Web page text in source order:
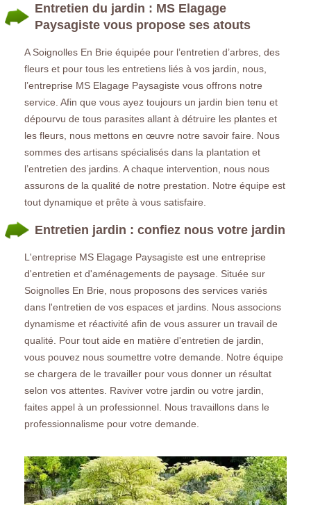
Entretien du jardin : MS Elagage
Paysagiste vous propose ses atouts
A Soignolles En Brie équipée pour l’entretien d’arbres, des
fleurs et pour tous les entretiens liés à vos jardin, nous,
l’entreprise MS Elagage Paysagiste vous offrons notre
service. Afin que vous ayez toujours un jardin bien tenu et
dépourvu de tous parasites allant à détruire les plantes et
les fleurs, nous mettons en œuvre notre savoir faire. Nous
sommes des artisans spécialisés dans la plantation et
l’entretien des jardins. A chaque intervention, nous nous
assurons de la qualité de notre prestation. Notre équipe est
tout dynamique et prête à vous satisfaire.
Entretien jardin : confiez nous votre jardin
L'entreprise MS Elagage Paysagiste est une entreprise
d'entretien et d'aménagements de paysage. Située sur
Soignolles En Brie, nous proposons des services variés
dans l'entretien de vos espaces et jardins. Nous associons
dynamisme et réactivité afin de vous assurer un travail de
qualité. Pour tout aide en matière d'entretien de jardin,
vous pouvez nous soumettre votre demande. Notre équipe
se chargera de le travailler pour vous donner un résultat
selon vos attentes. Raviver votre jardin ou votre jardin,
faites appel à un professionnel. Nous travaillons dans le
professionnalisme pour votre demande.